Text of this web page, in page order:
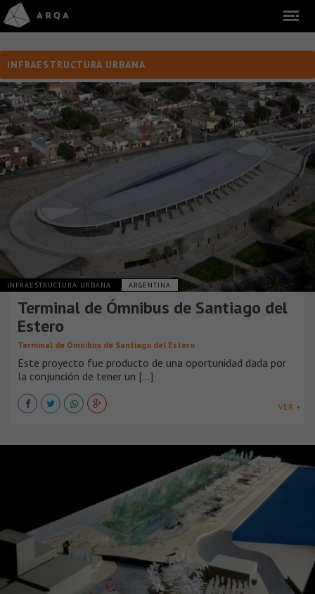
INFRAESTRUCTURA URBANA
INFRAESTRUCTURA URBANA ARGENTINA
Terminal de Ómnibus de Santiago del
Estero
Terminal de Ómnibus de Santiago del Estero
Este proyecto fue producto de una oportunidad dada por
la conjunción de tener un [...]
VER +